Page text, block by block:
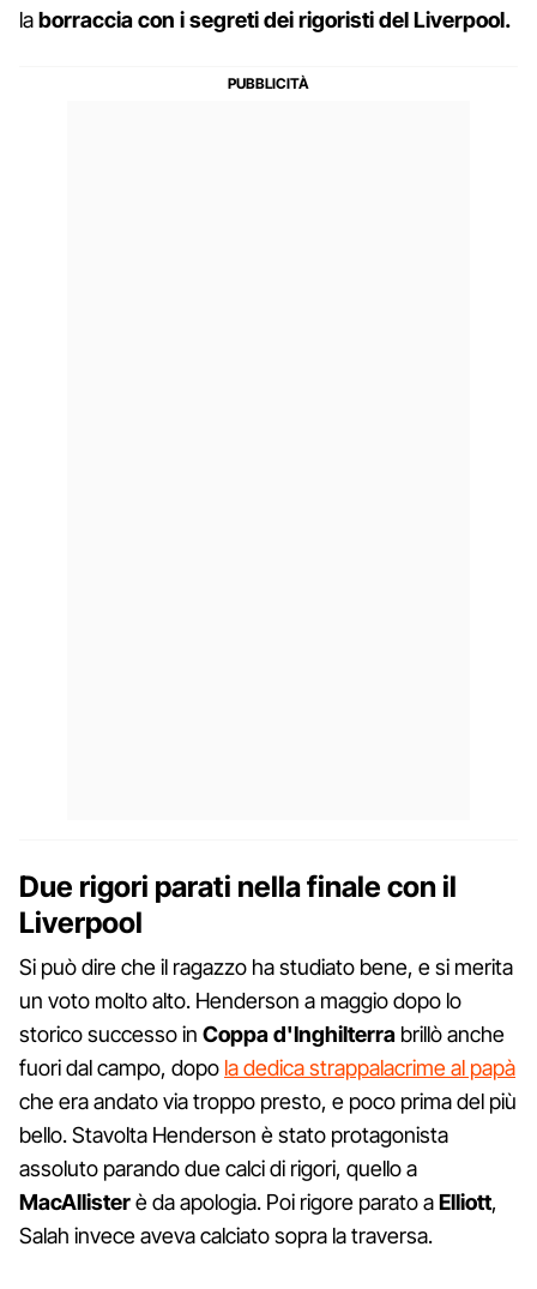
laborraccia con i segreti dei rigoristi del Liverpool.
Due rigori parati nella finale con il
Liverpool
Si può dire che il ragazzo ha studiato bene, e si merita
un voto molto alto. Henderson a maggio dopo lo
storico successo in Coppa d'Inghilterra brillò anche
fuori dal campo, dopo la dedica strappalacrime al papà
che era andato via troppo presto, e poco prima del più
bello. Stavolta Henderson è stato protagonista
assoluto parando due calci di rigori, quello a
MacAllisterè da apologia. Poi rigore parato aElliott,
Salah invece aveva calciato sopra la traversa.